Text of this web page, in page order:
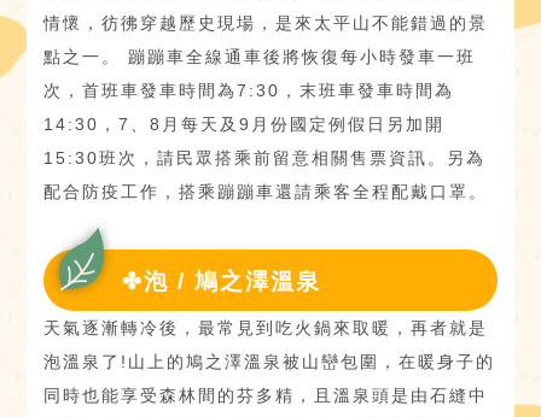
情懷，彷彿穿越歷史現場，是來太平山不能錯過的景
點之一。 蹦蹦車全線通車後將恢復每小時發車一班
次，首班車發車時間為7:30，末班車發車時間為
14:30，7、8月每天及9月份國定例假日另加開
15:30班次，請民眾搭乘前留意相關售票資訊。另為
配合防疫工作，搭乘蹦蹦車還請乘客全程配戴口罩。
✤泡 / 鳩之澤溫泉
天氣逐漸轉冷後，最常見到吃火鍋來取暖，再者就是
泡溫泉了!山上的鳩之澤溫泉被山巒包圍，在暖身子的
同時也能享受森林間的芬多精，且溫泉頭是由石縫中